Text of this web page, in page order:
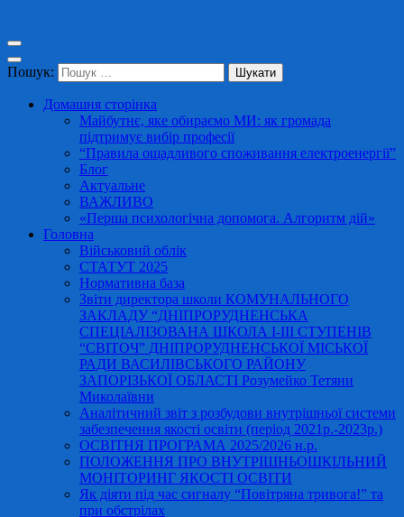
Пошук:
Домашня сторінка
Майбутнє, яке обираємо МИ: як громада
підтримує вибір професії
“Правила ощадливого споживання електроенергії”
Блог
Актуальне
ВАЖЛИВО
«Перша психологічна допомога. Алгоритм дій»
Головна
Військовий облік
СТАТУТ 2025
Нормативна база
Звіти директора школи КОМУНАЛЬНОГО
ЗАКЛАДУ “ДНІПРОРУДНЕНСЬКА
СПЕЦІАЛІЗОВАНА ШКОЛА І-ІІІ СТУПЕНІВ
“СВІТОЧ” ДНІПРОРУДНЕНСЬКОЇ МІСЬКОЇ
РАДИ ВАСИЛІВСЬКОГО РАЙОНУ
ЗАПОРІЗЬКОЇ ОБЛАСТІ Розумейко Тетяни
Миколаївни
Аналітичний звіт з розбудови внутрішньої системи
забезпечення якості освіти (період 2021р.-2023р.)
ОСВІТНЯ ПРОГРАМА 2025/2026 н.р.
ПОЛОЖЕННЯ ПРО ВНУТРІШНЬОШКІЛЬНИЙ
МОНІТОРИНГ ЯКОСТІ ОСВІТИ
Як діяти під час сигналу “Повітряна тривога!” та
при обстрілах